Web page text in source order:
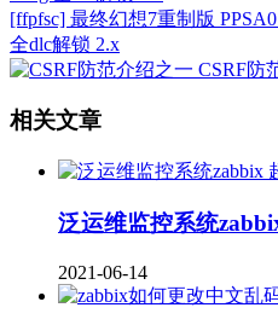
[ffpfsc] 最终幻想7重制版
全dlc解锁 2.x
CSRF防
相关文章
泛运维监控系统
2021-06-14